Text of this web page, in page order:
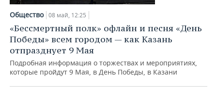
Общество 08 май, 12:25
«Бессмертный полк» офлайн и песня «День
Победы» всем городом — как Казань
отпразднует 9 Мая
Подробная информация о торжествах и мероприятиях,
которые пройдут 9 Мая, в День Победы, в Казани